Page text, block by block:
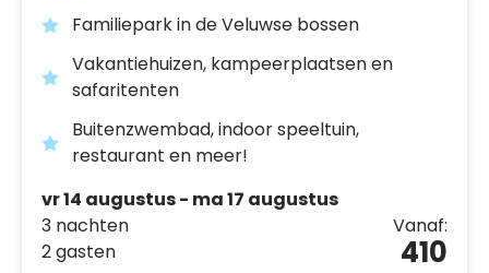
Familiepark in de Veluwse bossen
Vakantiehuizen, kampeerplaatsen en
safaritenten
Buitenzwembad, indoor speeltuin,
restaurant en meer!
vr 14 augustus - ma 17 augustus
3 nachten
2 gasten
Vanaf:
410